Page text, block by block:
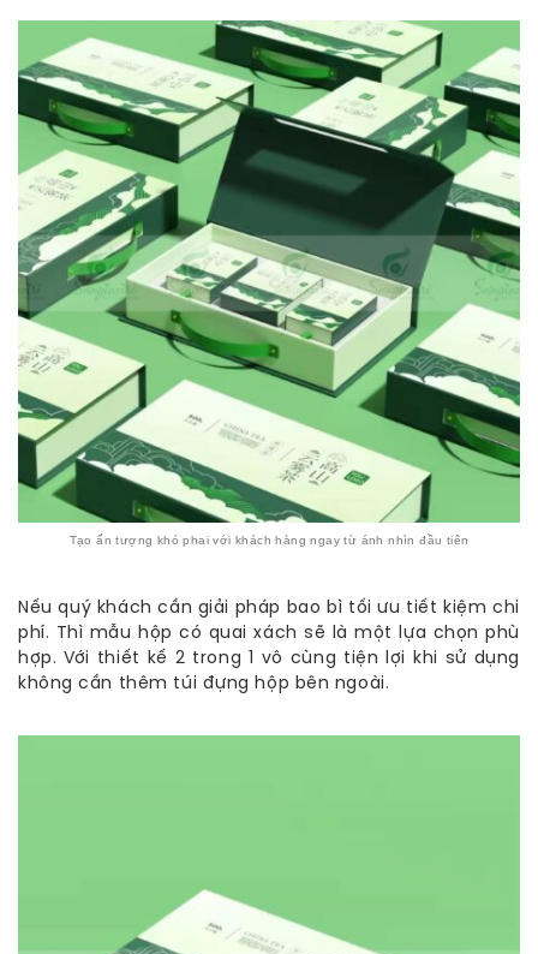
Tạo ấn tượng khó phai với khách hàng ngay từ ánh nhìn đầu tiên
Nếu quý khách cần giải pháp bao bì tối ưu tiết kiệm chi
phí. Thì mẫu hộp có quai xách sẽ là một lựa chọn phù
hợp. Với thiết kế 2 trong 1 vô cùng tiện lợi khi sử dụng
không cần thêm túi đựng hộp bên ngoài.